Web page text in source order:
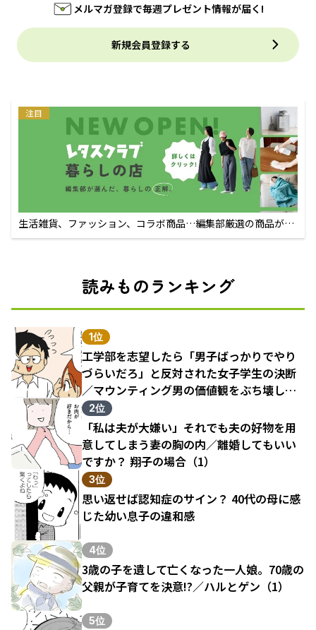
メルマガ登録で毎週プレゼント情報が届く!
新規会員登録する
注目
生活雑貨、ファッション、コラボ商品…編集部厳選の商品が買
えるECサイト
読みものランキング
1位
工学部を志望したら「男子ばっかりでやり
づらいだろ」と反対された女子学生の決断
／マウンティング男の価値観をぶち壊した
結果（1）
2位
「私は夫が大嫌い」それでも夫の好物を用
意してしまう妻の胸の内／離婚してもいい
ですか？ 翔子の場合（1）
3位
思い返せば認知症のサイン？ 40代の母に感
じた幼い息子の違和感
4位
3歳の子を遺して亡くなった一人娘。70歳の
父親が子育てを決意!?／ハルとゲン（1）
5位